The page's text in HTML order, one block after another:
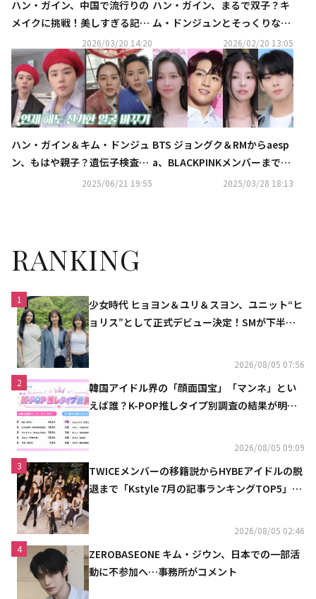
ハン・ガイン、中国で流行りの
メイクに挑戦！美しすぎる記念
ショットが話題（動画あり）
2026/03/20 14:20
ハン・ガイン、まるで双子？キ
ム・ドンジュンとそっくりな男
2026/02/20 13:05
ハン・ガイン＆キム・ドンジュ
ン、もはや親子？遺伝子検査を
実施（動画あり）2025/06/21 19:55
BTS ジョングク＆RMからaesp
a、BLACKPINKメンバーまで
続々…韓国の山火事の被害支援
2025/03/28 18:13
RANKING
1
少女時代 ヒョヨン＆ユリ＆スヨン、ユニット“ヒ
ョリス”として正式デビュー決定！SMが下半期
2026/08/05 07:56
2
韓国アイドル界の「顔面国宝」「マンネ」とい
えば誰？K-POP推しタイプ別調査の結果が明ら
2026/08/05 09:09
3
TWICEメンバーの移籍説からHYBEアイドルの脱
退まで「Kstyle 7月の記事ランキングTOP5」を
2026/08/05 02:46
4
ZEROBASEONE キム・ジウン、日本での一部活
動に不参加へ…事務所がコメント